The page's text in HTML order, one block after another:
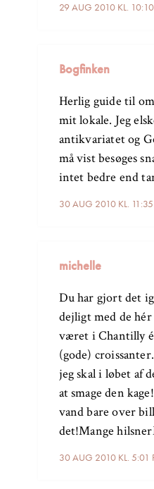
29 AUG 2010 KL.
Bogfinken
30 AUG 2010 KL.
Herlig guide til
mit lokale. Jeg
antikvariatet og
må vist besøges
intet bedre end
michelle
30 AUG 2010 KL. 5:01
Du har gjort det
dejligt med de hér
været i Chantilly
(gode)
jeg skal i løbet af
at smage den
vand bare over
det!Mange